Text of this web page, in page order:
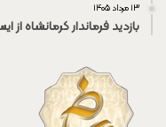
۱۳ مرداد ۱۴۰۵
بازدید فرماندار کرمانشاه از